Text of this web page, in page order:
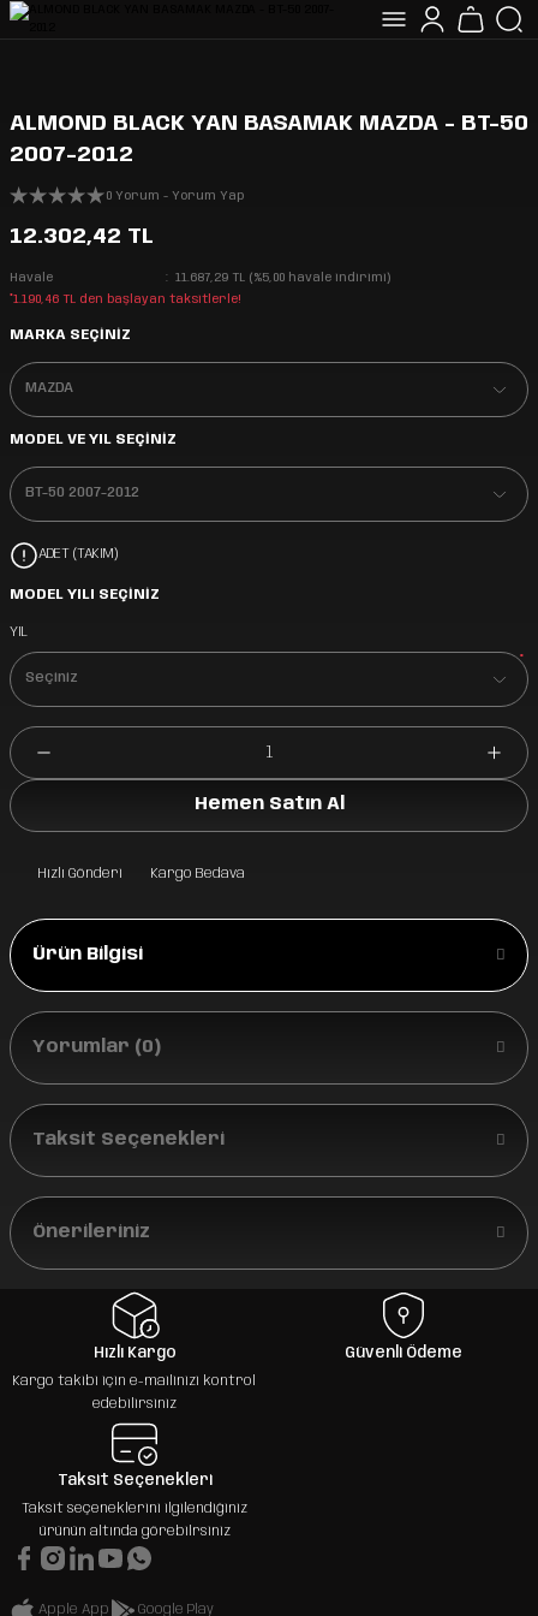
ALMOND BLACK YAN BASAMAK MAZDA - BT-50
2007-2012
0 Yorum - Yorum Yap
12.302,42 TL
Havale
11.687,29 TL (%5,00 havale indirimi)
*1.190,46 TL den başlayan taksitlerle!
MARKA SEÇİNİZ
MODEL VE YIL SEÇİNİZ
ADET (TAKIM)
MODEL YILI SEÇİNİZ
YIL
*
Hemen Satın Al
Hızlı Gönderi Kargo Bedava
Ürün Bilgisi
Yorumlar (0)
Taksit Seçenekleri
Önerileriniz
Hızlı Kargo
Kargo takibi için e-mailinizi kontrol
edebilirsiniz
Güvenli Ödeme
Taksit Seçenekleri
Taksit seçeneklerini ilgilendiğiniz
ürünün altında görebilrsiniz
Apple App Google Play